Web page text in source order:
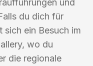
und
du dich für
sich ein Besuch im
wo du
die regionale